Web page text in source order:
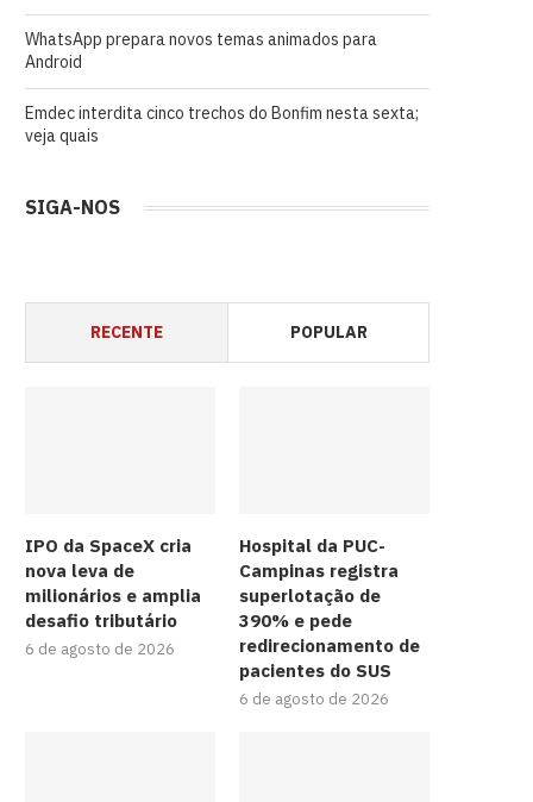
WhatsApp prepara novos temas animados para
Android
Emdec interdita cinco trechos do Bonfim nesta sexta;
veja quais
SIGA-NOS
RECENTE POPULAR
IPO da SpaceX cria
nova leva de
milionários e amplia
desafio tributário
6 de agosto de 2026
Hospital da PUC-
Campinas registra
superlotação de
390% e pede
redirecionamento de
pacientes do SUS
6 de agosto de 2026